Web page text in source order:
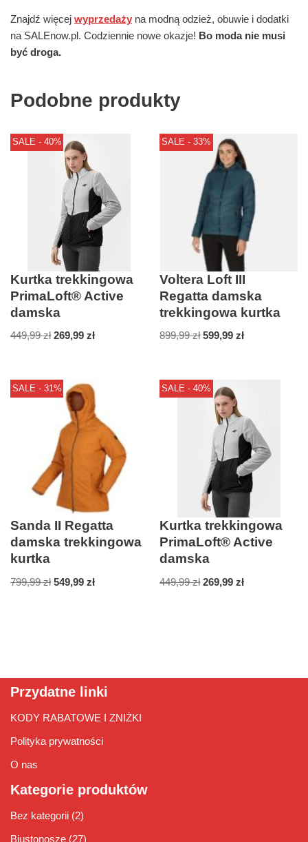
Znajdź więcej wyprzedaży na modną odzież, obuwie i dodatki
na SALEnow.pl. Codziennie nowe okazje! Bo moda nie musi
być droga.
Podobne produkty
SALE - 40%
Kurtka trekkingowa
PrimaLoft® Active
damska
449,99zł 269,99 zł
SALE - 33%
Voltera Loft III
Regatta damska
trekkingowa kurtka
899,99zł 599,99zł
SALE - 31%
Sanda II Regatta
damska trekkingowa
kurtka
799,99zł 549,99 zł
SALE - 40%
Kurtka trekkingowa
PrimaLoft® Active
damska
449,99zł 269,99zł
Przydatne linki
KODY RABATOWE I ZNIŻKI
Polityka prywatności
O nas
Kategorie produktów
Bez kategorii (2)
Biustonosze (27)